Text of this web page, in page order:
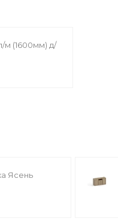
м (1600мм) д/
Ясень